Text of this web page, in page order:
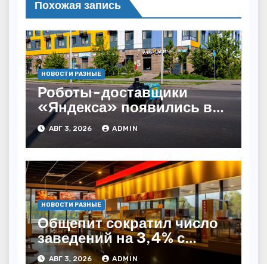
Похожая запись
НОВОСТИ РАЗНЫЕ
Роботы-доставщики
«Яндекса» появились в
Казахстане
АВГ 3, 2026 ADMIN
НОВОСТИ РАЗНЫЕ
Общепит сократил число
заведений на 3,4% с
начала года — INFOLine
АВГ 3, 2026 ADMIN